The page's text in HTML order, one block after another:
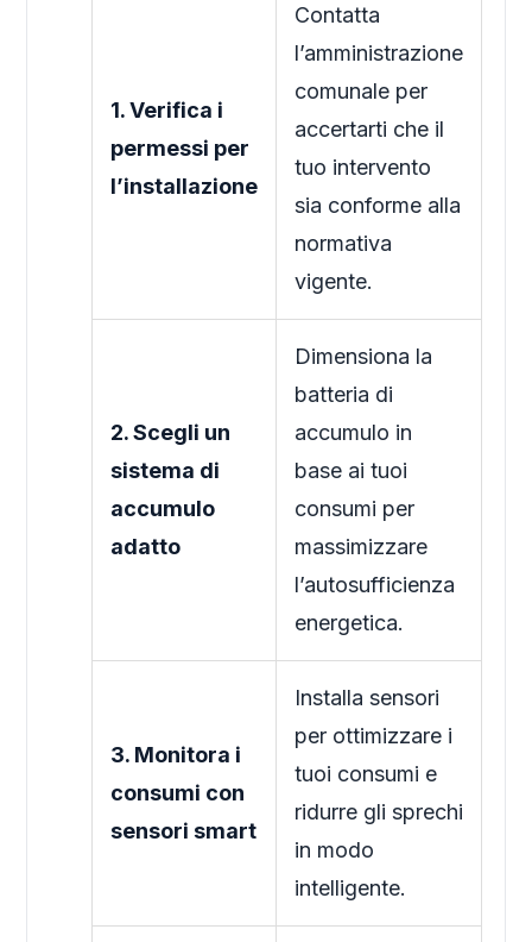
1. Verifica i
permessi per
l’installazione
Contatta
l’amministrazione
comunale per
accertarti che il
tuo intervento
sia conforme alla
normativa
vigente.
2. Scegli un
sistema di
accumulo
adatto
Dimensiona la
batteria di
accumulo in
base ai tuoi
consumi per
massimizzare
l’autosufficienza
energetica.
3. Monitora i
consumi con
sensori smart
Installa sensori
per ottimizzare i
tuoi consumi e
ridurre gli sprechi
in modo
intelligente.